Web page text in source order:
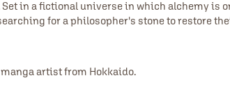
in a fictional universe in which alchemy
for a philosopher's stone to restore
artist from Hokkaido.